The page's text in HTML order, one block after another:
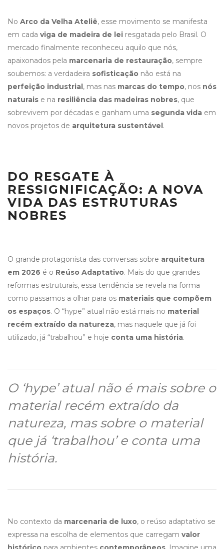
No Arco da Velha Ateliê, esse movimento se manifesta
em cada viga de madeira de lei resgatada pelo Brasil. O
mercado finalmente reconheceu aquilo que nós,
apaixonados pela marcenaria de restauração, sempre
soubemos: a verdadeira sofisticação não está na
perfeição industrial, mas nas marcas do tempo, nos nós
naturais e na resiliência das madeiras nobres, que
sobrevivem por décadas e ganham uma segunda vida em
novos projetos de arquitetura sustentável.
DO RESGATE À
RESSIGNIFICAÇÃO: A NOVA
VIDA DAS ESTRUTURAS
NOBRES
O grande protagonista das conversas sobre arquitetura
em 2026 é o Reúso Adaptativo. Mais do que grandes
reformas estruturais, essa tendência se revela na forma
como passamos a olhar para os materiais que compõem
os espaços. O “hype” atual não está mais no material
recém extraído da natureza, mas naquele que já foi
utilizado, já “trabalhou” e hoje conta uma história.
O ‘hype’ atual não é mais sobre o
material recém extraído da
natureza, mas sobre o material
que já ‘trabalhou’ e conta uma
história.
No contexto da marcenaria de luxo, o reúso adaptativo se
expressa na escolha de elementos que carregam valor